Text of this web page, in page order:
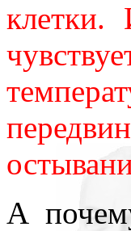
клетки.
А